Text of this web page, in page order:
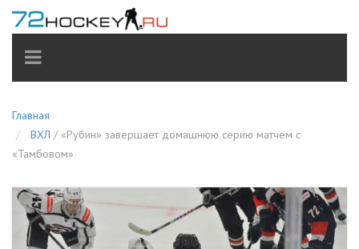
TOGGLE
NAVIGATION
Главная
ВХЛ / «Рубин» завершает домашнюю серию матчем с
«Тамбовом»